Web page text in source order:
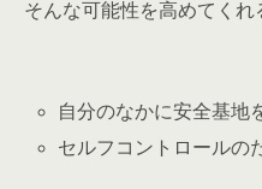
そんな可能性を高めてくれ
自分のなかに安全基地
セルフコントロールの